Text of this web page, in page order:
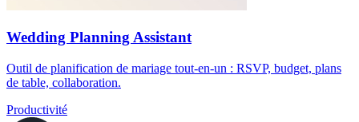
Wedding Planning Assistant
Outil de planification de mariage tout-en-un : RSVP, budget, plans
de table, collaboration.
Productivité